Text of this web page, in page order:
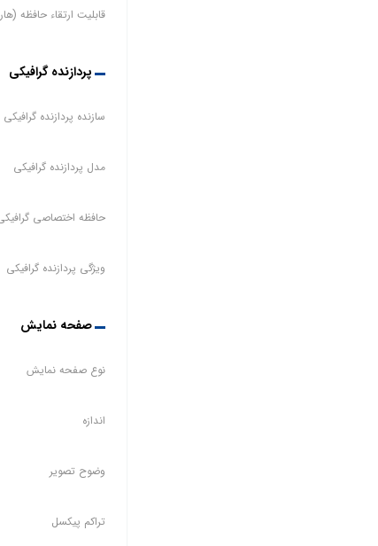
قابلیت ارتقاء حافظه
پردازنده گرافیکی
سازنده پردازنده گرافیکی
مدل پردازنده گرافیکی
حافظه اختصاصی
ویژگی پردازنده گرافیکی
صفحه نمایش
نوع صفحه نمایش
اندازه
وضوح تصویر
تراکم پیکسل